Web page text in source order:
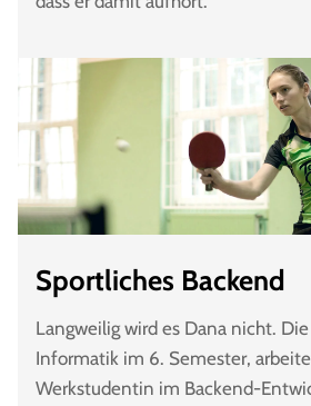
Sportliches Backend
Langweilig wird es Dana nicht.
Informatik im 6. Semester,
Werkstudentin im Backend-